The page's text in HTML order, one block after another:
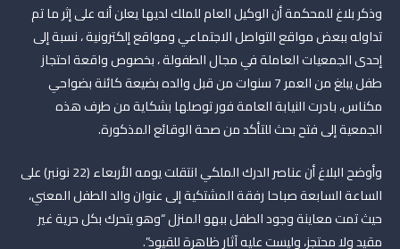
وذكر بلاغ للمحكمة أن الوكيل العام للملك لديها يعلن أنه على إثر ما تم
تداوله ببعض مواقع التواصل الاجتماعي ومواقع إلكترونية ، نسبة إلى
إحدى الجمعيات العاملة في مجال الطفولة ، بخصوص واقعة احتجاز
طفل يبلغ من العمر 7 سنوات من قبل والده بضيعة كائنة بضواحي
مكناس، بادرت النيابة العامة فور توصلها بشكاية من طرف هذه
الجمعية إلى فتح بحث للتأكد من صحة الوقائع المذكورة.
وأوضح البلاغ أن عناصر الدرك الملكي انتقلت يومه الأربعاء (22 نونبر) على
الساعة السابعة صباحا رفقة المشتكية إلى عنوان والد الطفل المعني،
حيث تمت معاينة وجود الطفل ببهو المنزل “وهو يتحرك بكل حرية غير
مقيد ولا محتجز، وليست عليه آثار ظاهرة للقيود”.